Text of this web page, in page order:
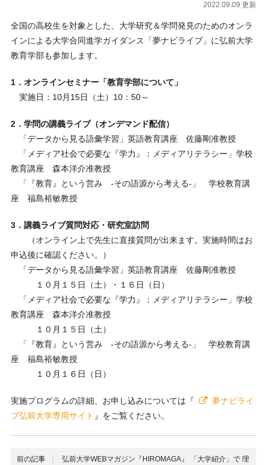
2022.09.09 更新
全国の高校生を対象とした、大学研究＆学問発見のためのオンラ
インによる大学合同進学ガイダンス「夢ナビライブ」に弘前大学
教育学部も参加します。
1．オンラインセミナー「教育学部について」
実施日：10月15日（土）10：50～
2．学問の講義ライブ（オンデマンド配信）
「データから見る語彙学習」英語教育講座 佐藤剛准教授
「メディア社会で必要な『学力』：メディアリテラシー」学校
教育講座 森本洋介准教授
「『教育』という営み -その語源から考える-」 学校教育講
座 福島裕敏教授
3．講義ライブ質問対応・研究室訪問
（オンライン上で先生に直接質問が出来ます。実施時間はお
申込後に確認ください。）
「データから見る語彙学習」英語教育講座 佐藤剛准教授
１０月１５日（土）・１６日（日）
「メディア社会で必要な『学力』：メディアリテラシー」学校
教育講座 森本洋介准教授
１０月１５日（土）
「『教育』という営み -その語源から考える-」 学校教育講
座 福島裕敏教授
１０月１６日（日）
実施プログラムの詳細、お申し込みについては『
夢ナビライ
ブ弘前大学専用サイト 』をご覧ください。
前の記事
弘前大学WEBマガジン『HIROMAGA』 「大学紹介」で 理